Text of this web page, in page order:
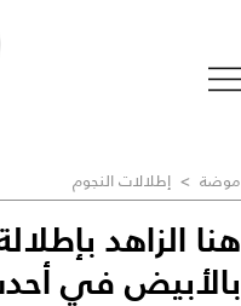
موضة > إطلالات النجوم
هنا الزاهد
بالأبيض في